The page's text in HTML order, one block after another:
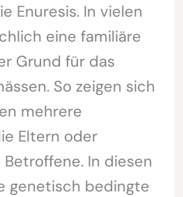
Enuresis. In vielen
eine familiäre
Grund für das
So zeigen sich
mehrere
Eltern oder
In diesen
genetisch bedingte